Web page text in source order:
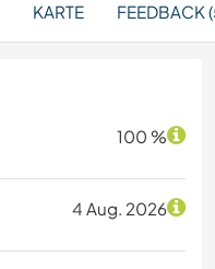
KARTE FEEDBACK
100 %
4 Aug. 2026